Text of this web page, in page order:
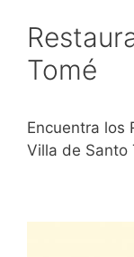
Tomé
Encuentra los
Villa de Santo